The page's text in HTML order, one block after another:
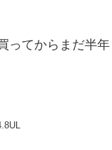
ってからまだ半年